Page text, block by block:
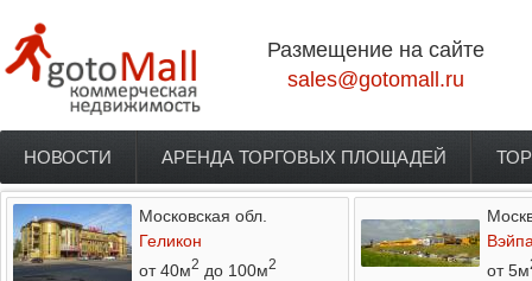
Размещение на сайте
sales@gotomall.ru
Главное меню
НОВОСТИ АРЕНДА ТОРГОВЫХ ПЛОЩАДЕЙ
Московская обл.
Геликон
от 40м2 до 100м2
от 5м